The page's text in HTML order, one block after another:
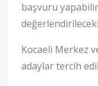
başvuru
Kocaeli Merkez
adaylar tercih